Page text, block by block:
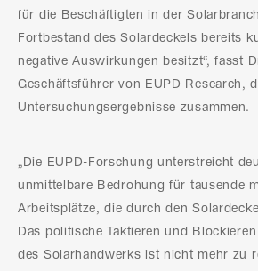
für die Beschäftigten in der
Fortbestand des Solardeckels bereits
negative Auswirkungen besitzt“, fasst
Geschäftsführer von EUPD Research,
Untersuchungsergebnisse zusammen.
„Die EUPD-Forschung unterstreicht
unmittelbare Bedrohung für tausende
Arbeitsplätze, die durch den
Das politische Taktieren und
des Solarhandwerks ist nicht mehr zu